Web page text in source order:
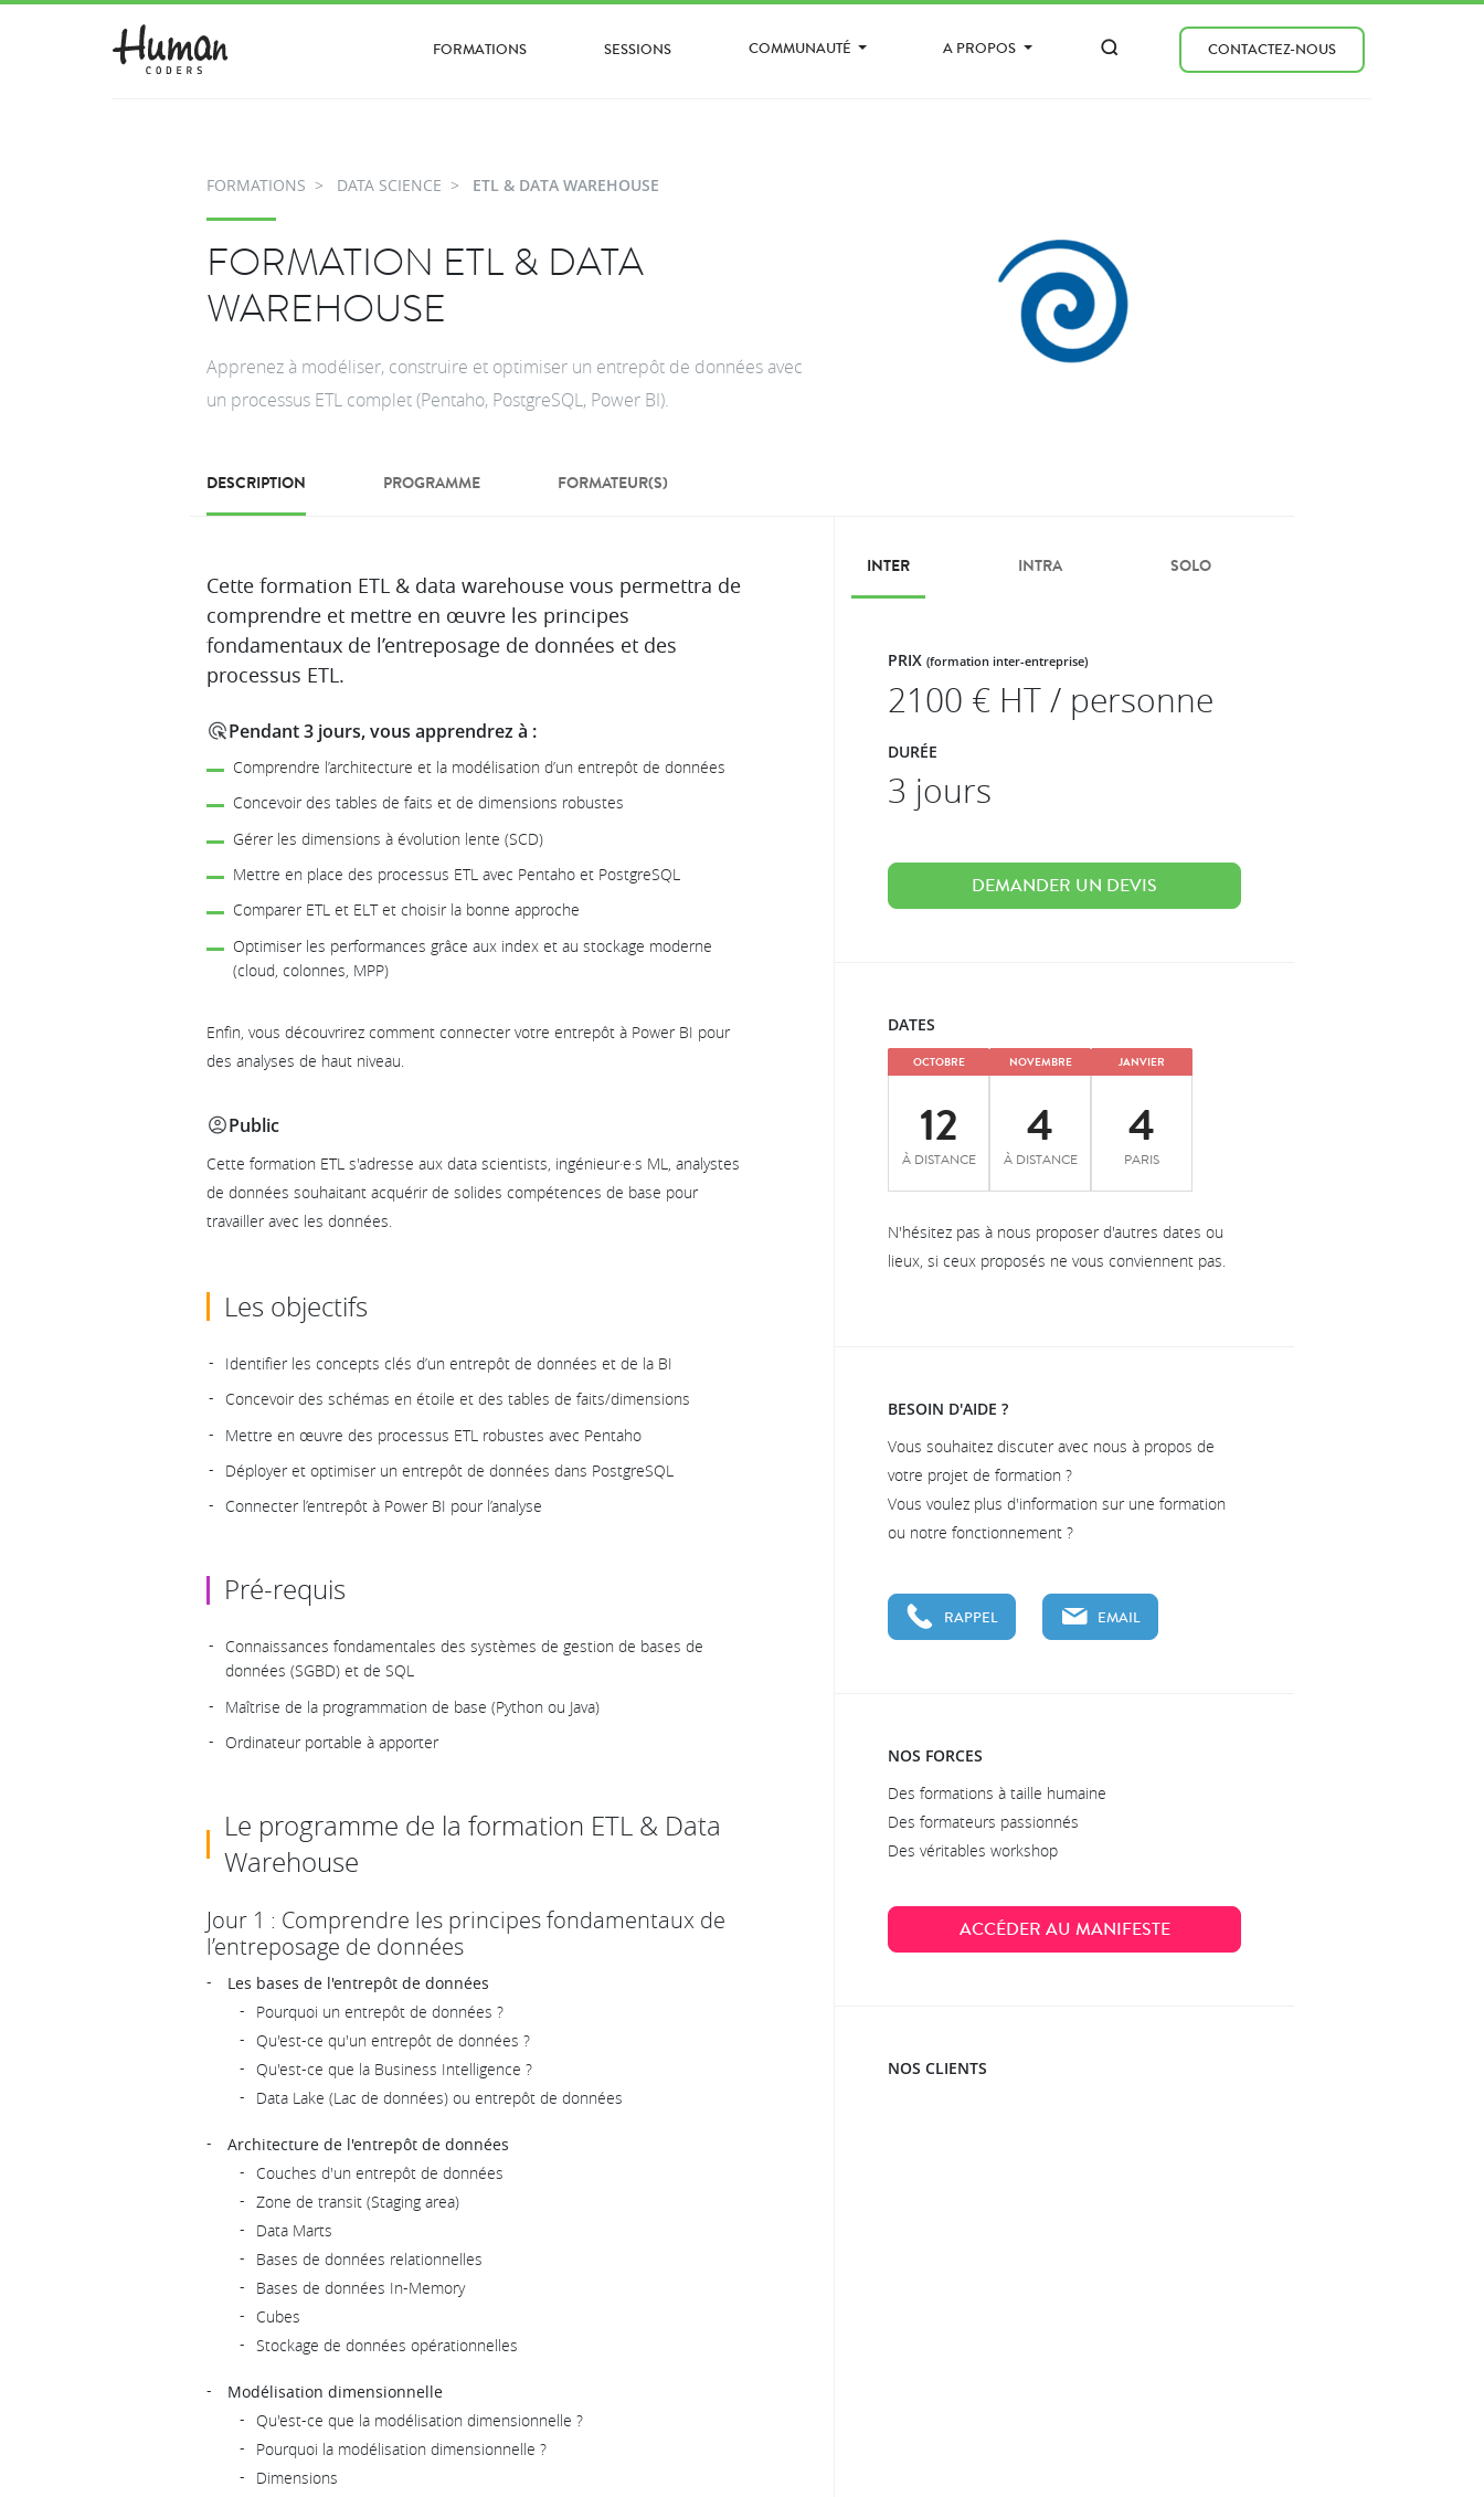
FORMATIONS SESSIONS COMMUNAUTÉ A PROPOS CONTACTEZ-NOUS
FORMATIONS DATA SCIENCE ETL & DATA WAREHOUSE
FORMATION ETL & DATA
WAREHOUSE
Apprenez à modéliser, construire et optimiser un entrepôt de données avec
un processus ETL complet (Pentaho, PostgreSQL, Power BI).
DESCRIPTION PROGRAMME FORMATEUR(S)
Description
Cette formation ETL & data warehouse vous permettra de
comprendre et mettre en œuvre les principes
fondamentaux de l’entreposage de données et des
processus ETL.
Pendant 3 jours, vous apprendrez à :
Comprendre l’architecture et la modélisation d’un entrepôt de données
Concevoir des tables de faits et de dimensions robustes
Gérer les dimensions à évolution lente (SCD)
Mettre en place des processus ETL avec Pentaho et PostgreSQL
Comparer ETL et ELT et choisir la bonne approche
Optimiser les performances grâce aux index et au stockage moderne
(cloud, colonnes, MPP)
Enfin, vous découvrirez comment connecter votre entrepôt à Power BI pour
des analyses de haut niveau.
Public
Cette formation ETL s'adresse aux data scientists, ingénieur·e·s ML, analystes
de données souhaitant acquérir de solides compétences de base pour
travailler avec les données.
Les objectifs
Identifier les concepts clés d’un entrepôt de données et de la BI
Concevoir des schémas en étoile et des tables de faits/dimensions
Mettre en œuvre des processus ETL robustes avec Pentaho
Déployer et optimiser un entrepôt de données dans PostgreSQL
Connecter l’entrepôt à Power BI pour l’analyse
Pré-requis
Connaissances fondamentales des systèmes de gestion de bases de
données (SGBD) et de SQL
Maîtrise de la programmation de base (Python ou Java)
Ordinateur portable à apporter
Le programme de la formation ETL & Data
Warehouse
Jour 1 : Comprendre les principes fondamentaux de
l’entreposage de données
Les bases de l'entrepôt de données
Pourquoi un entrepôt de données ?
Qu'est-ce qu'un entrepôt de données ?
Qu'est-ce que la Business Intelligence ?
Data Lake (Lac de données) ou entrepôt de données
Architecture de l'entrepôt de données
Couches d'un entrepôt de données
Zone de transit (Staging area)
Data Marts
Bases de données relationnelles
Bases de données In-Memory
Cubes
Stockage de données opérationnelles
Modélisation dimensionnelle
Qu'est-ce que la modélisation dimensionnelle ?
Pourquoi la modélisation dimensionnelle ?
Dimensions
INTER INTRA SOLO
PRIX(formation inter-entreprise)
2100 € HT / personne
DURÉE
3 jours
DEMANDER UN DEVIS
DATES
OCTOBRE
12
À DISTANCE
NOVEMBRE
4
À DISTANCE
JANVIER
4
PARIS
N'hésitez pas à nous proposer d'autres dates ou
lieux, si ceux proposés ne vous conviennent pas.
BESOIN D'AIDE ?
Vous souhaitez discuter avec nous à propos de
votre projet de formation ?
Vous voulez plus d'information sur une formation
ou notre fonctionnement ?
RAPPEL EMAIL
NOS FORCES
Des formations à taille humaine
Des formateurs passionnés
Des véritables workshop
ACCÉDER AU MANIFESTE
NOS CLIENTS